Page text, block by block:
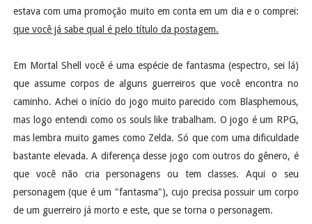
estava com uma promoção muito em conta em um dia e o comprei:
que você já sabe qual é pelo título da postagem.
Em Mortal Shell você é uma espécie de fantasma (espectro, sei lá)
que assume corpos de alguns guerreiros que você encontra no
caminho. Achei o início do jogo muito parecido com Blasphemous,
mas logo entendi como os souls like trabalham. O jogo é um RPG,
mas lembra muito games como Zelda. Só que com uma dificuldade
bastante elevada. A diferença desse jogo com outros do gênero, é
que você não cria personagens ou tem classes. Aqui o seu
personagem (que é um "fantasma"), cujo precisa possuir um corpo
de um guerreiro já morto e este, que se torna o personagem.